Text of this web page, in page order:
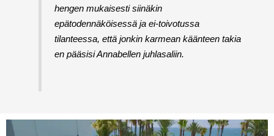
hengen mukaisesti siinäkin
epätodennäköisessä ja ei-toivotussa
tilanteessa, että jonkin karmean käänteen takia
en pääsisi Annabellen juhlasaliin.